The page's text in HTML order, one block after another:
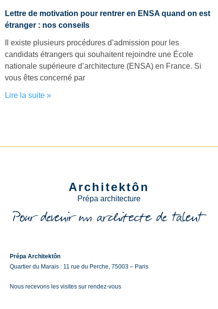
Lettre de motivation pour rentrer en ENSA quand on est
étranger : nos conseils
Il existe plusieurs procédures d’admission pour les
candidats étrangers qui souhaitent rejoindre une École
nationale supérieure d’architecture (ENSA) en France. Si
vous êtes concerné par
Lire la suite »
Architektôn
Prépa architecture
Prépa Architektôn
Quartier du Marais : 11 rue du Perche, 75003 – Paris
Nous recevons les visites sur rendez-vous